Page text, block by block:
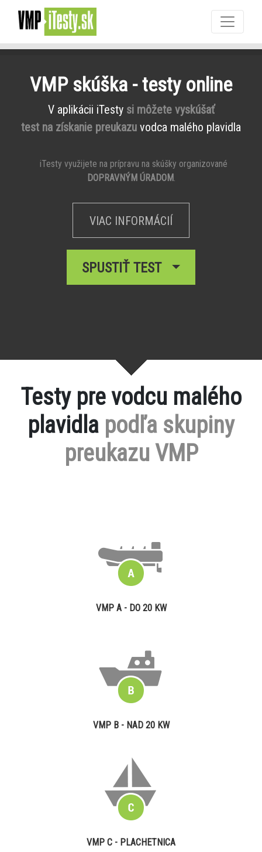
VMP skúška - testy online
V aplikácii iTesty si môžete vyskúšať
test na získanie preukazu vodca malého plavidla
iTesty využijete na prípravu na skúšky organizované
DOPRAVNÝM ÚRADOM.
VIAC INFORMÁCIÍ
SPUSTIŤ TEST
Testy pre vodcu malého
plavidla podľa skupiny
preukazu VMP
VMP A - DO 20 KW
VMP B - NAD 20 KW
VMP C - PLACHETNICA